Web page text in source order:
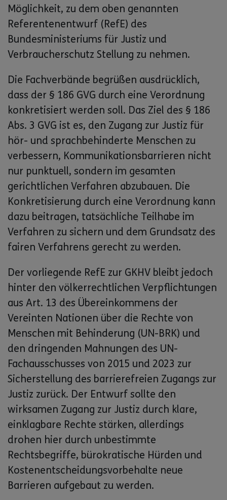
Möglichkeit, zu dem oben genannten
Referentenentwurf (RefE) des
Bundesministeriums für Justiz und
Verbraucherschutz Stellung zu nehmen.
Die Fachverbände begrüßen ausdrücklich,
dass der § 186 GVG durch eine Verordnung
konkretisiert werden soll. Das Ziel des § 186
Abs. 3 GVG ist es, den Zugang zur Justiz für
hör- und sprachbehinderte Menschen zu
verbessern, Kommunikationsbarrieren nicht
nur punktuell, sondern im gesamten
gerichtlichen Verfahren abzubauen. Die
Konkretisierung durch eine Verordnung kann
dazu beitragen, tatsächliche Teilhabe im
Verfahren zu sichern und dem Grundsatz des
fairen Verfahrens gerecht zu werden.
Der vorliegende RefE zur GKHV bleibt jedoch
hinter den völkerrechtlichen Verpflichtungen
aus Art. 13 des Übereinkommens der
Vereinten Nationen über die Rechte von
Menschen mit Behinderung (UN-BRK) und
den dringenden Mahnungen des UN-
Fachausschusses von 2015 und 2023 zur
Sicherstellung des barrierefreien Zugangs zur
Justiz zurück. Der Entwurf sollte den
wirksamen Zugang zur Justiz durch klare,
einklagbare Rechte stärken, allerdings
drohen hier durch unbestimmte
Rechtsbegriffe, bürokratische Hürden und
Kostenentscheidungsvorbehalte neue
Barrieren aufgebaut zu werden.